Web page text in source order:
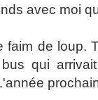
avec moi
faim de loup.
qui